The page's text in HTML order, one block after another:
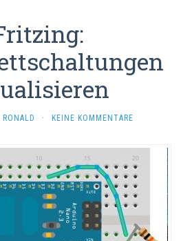
RONALD · KEINE KOMMENTARE